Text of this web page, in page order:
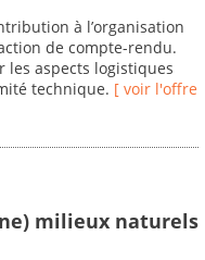
à l’organisation
de compte-rendu.
aspects logistiques
technique. [ voir l'offre
milieux naturels